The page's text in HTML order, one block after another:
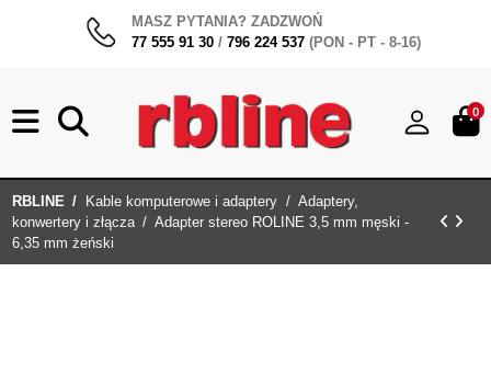
MASZ PYTANIA? ZADZWOŃ
77 555 91 30 / 796 224 537 (PON - PT - 8-16)
0
RBLINE Kable komputerowe i adaptery
Adaptery,
konwertery i złącza
Adapter stereo ROLINE 3,5 mm męski -
6,35 mm żeński